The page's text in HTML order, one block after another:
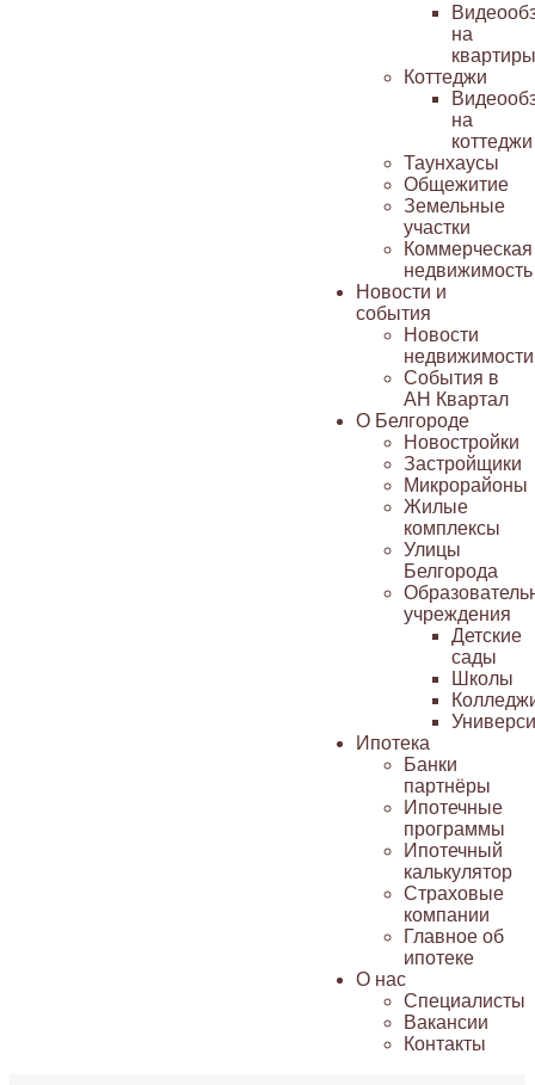
на
квартиры
Коттеджи
на
коттеджи
Таунхаусы
Общежитие
Земельные
участки
Коммерческая
недвижимость
Новости и
события
Новости
недвижимости
События в
АН Квартал
О Белгороде
Новостройки
Застройщики
Микрорайоны
Жилые
комплексы
Улицы
Белгорода
учреждения
Детские
сады
Школы
Ипотека
Банки
партнёры
Ипотечные
программы
Ипотечный
калькулятор
Страховые
компании
Главное об
ипотеке
О нас
Специалисты
Вакансии
Контакты